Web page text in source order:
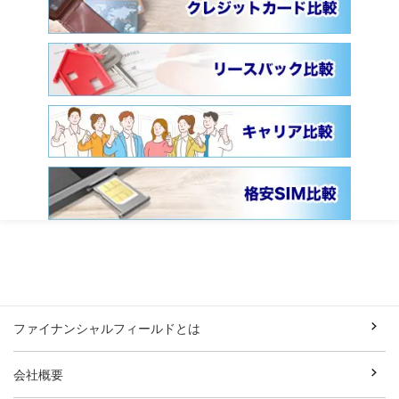
ファイナンシャルフィールドとは
会社概要